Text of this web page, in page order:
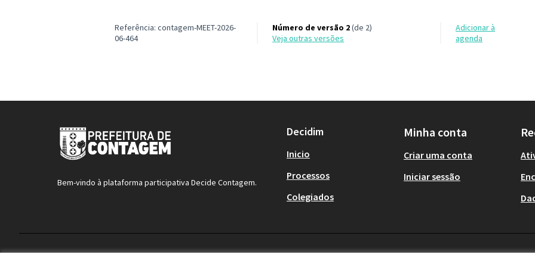
Referência: contagem-MEET-2026-
06-464
Número de versão 2(de 2)
veja outras versões
Adicionar à
agenda
Bem-vindo à plataforma participativa Decide Contagem.
Decidim
Inicio
Processos
Colegiados
Minha conta
Criar uma conta
Iniciar sessão